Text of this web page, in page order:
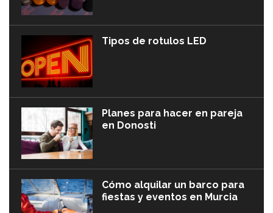
Tipos de rotulos LED
Planes para hacer en pareja
en Donosti
Cómo alquilar un barco para
fiestas y eventos en Murcia